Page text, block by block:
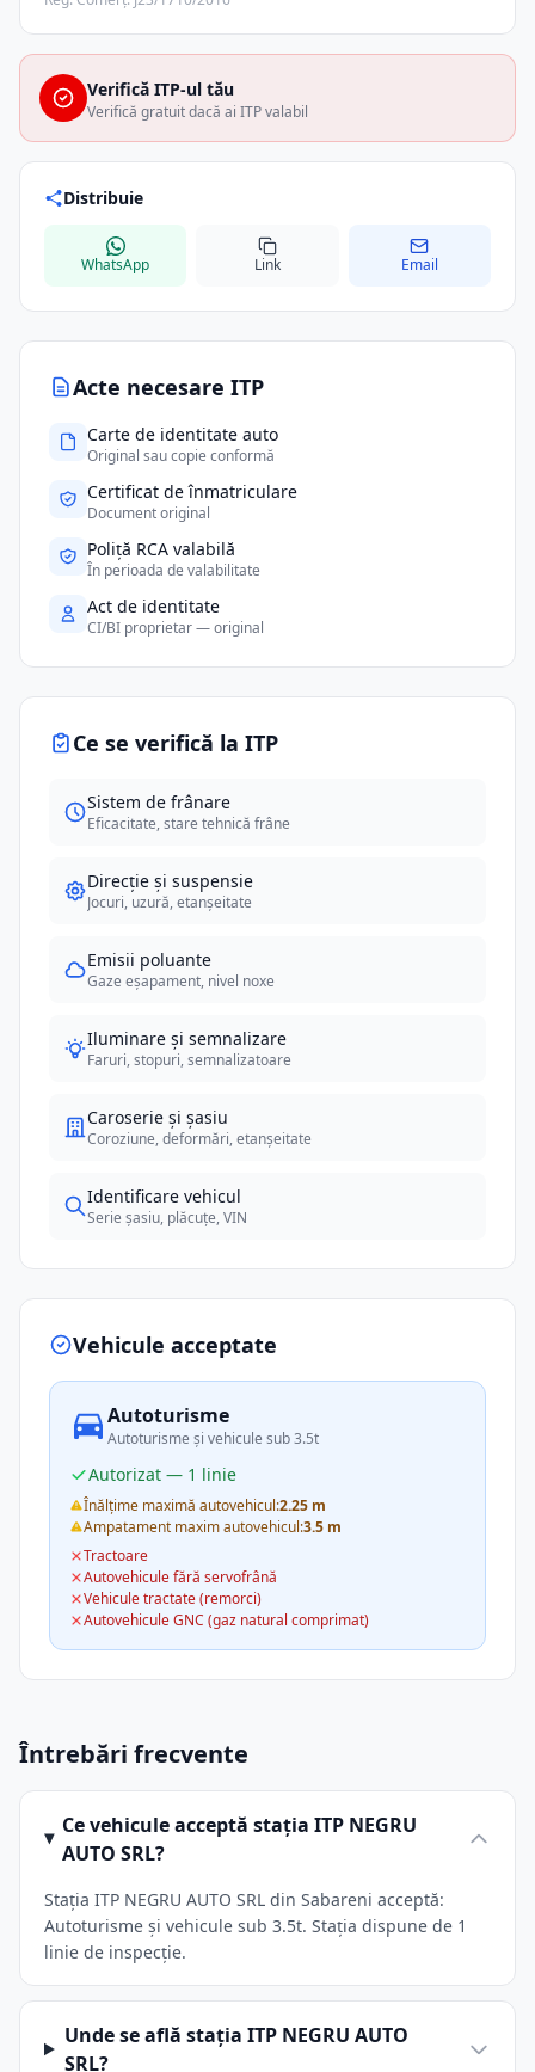
Acte necesare ITP
Carte de identitate auto
Original sau copie conformă
Certificat de înmatriculare
Document original
Poliță RCA valabilă
În perioada de valabilitate
Act de identitate
CI/BI proprietar — original
Ce se verifică la ITP
Sistem de frânare
Eficacitate, stare tehnică frâne
Direcție și suspensie
Jocuri, uzură, etanșeitate
Emisii poluante
Gaze eșapament, nivel noxe
Iluminare și semnalizare
Faruri, stopuri, semnalizatoare
Caroserie și șasiu
Coroziune, deformări, etanșeitate
Identificare vehicul
Serie șasiu, plăcuțe, VIN
Vehicule acceptate
Autoturisme
Autoturisme și vehicule sub 3.5t
Autorizat — 1 linie
Înălțime maximă autovehicul:2.25 m
Ampatament maxim autovehicul:3.5 m
Tractoare
Autovehicule fără servofrână
Vehicule tractate (remorci)
Autovehicule GNC (gaz natural comprimat)
Verifică ITP-ul tău
Verifică gratuit dacă ai ITP valabil
Distribuie
WhatsApp Link Email
Întrebări frecvente
Ce vehicule acceptă stația ITP NEGRU
AUTO SRL?
Stația ITP NEGRU AUTO SRL din Sabareni acceptă:
Autoturisme și vehicule sub 3.5t. Stația dispune de 1
linie de inspecție.
Unde se află stația ITP NEGRU AUTO
SRL?